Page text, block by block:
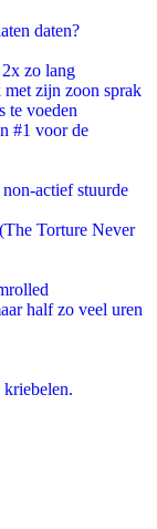
daten?
zo lang
zijn zoon sprak
te voeden
#1 voor de
actief stuurde
Torture Never
half zo veel uren